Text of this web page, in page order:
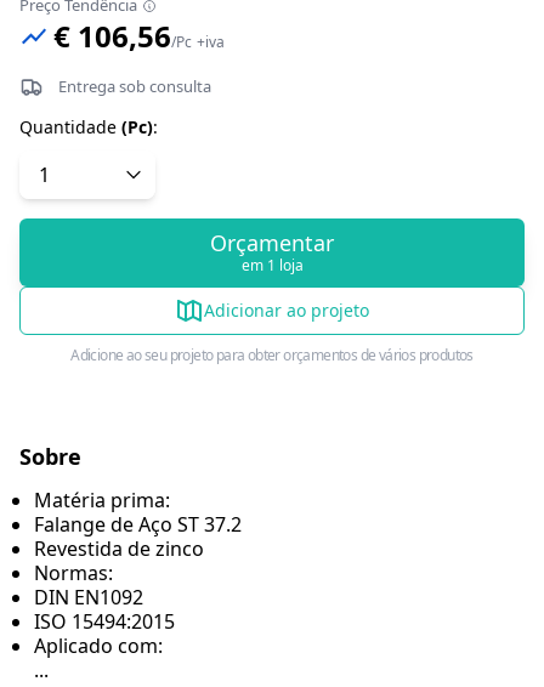
Preço Tendência
€ 106,56/Pc +iva
Entrega sob consulta
Quantidade (Pc):
Orçamentar
em 1 loja
Adicionar ao projeto
Adicione ao seu projeto para obter orçamentos de vários produtos
Sobre
Matéria prima:
Falange de Aço ST 37.2
Revestida de zinco
Normas:
DIN EN1092
ISO 15494:2015
Aplicado com:
...